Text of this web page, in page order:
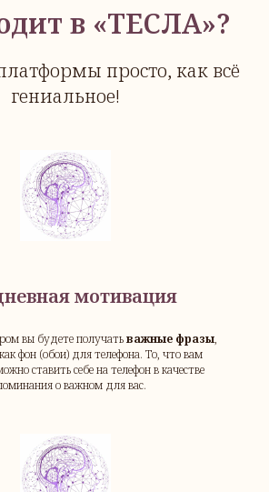
в «ТЕСЛА»?
просто, как всё
гениальное!
мотивация
вы будете получатьважные фразы,
фон (обои) для телефона. То, что вам
ставить себе на телефон в качестве
о важном для вас.